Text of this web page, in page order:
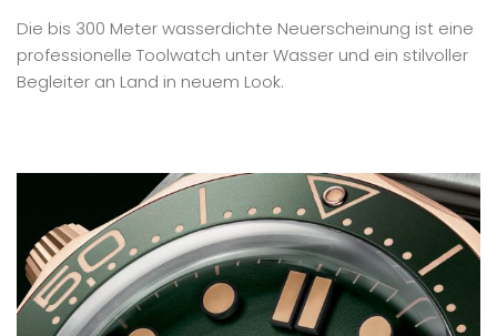
Die bis 300 Meter wasserdichte Neuerscheinung ist eine
professionelle Toolwatch unter Wasser und ein stilvoller
Begleiter an Land in neuem Look.